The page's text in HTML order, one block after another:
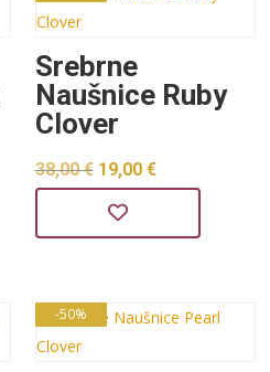
Srebrne
Naušnice Ruby
Clover
38,00€ Izvorna
cijena
bila
38,00 €.
19,00 €
je:
-50%